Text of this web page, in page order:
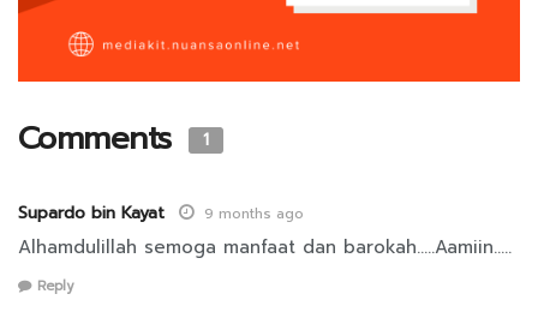
Comments 1
Supardo bin Kayat 9 months ago
Alhamdulillah semoga manfaat dan barokah…..Aamiin…..
Reply